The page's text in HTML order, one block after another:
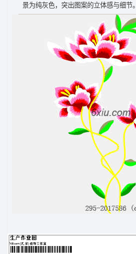
景为纯灰色，突出图案的立体感与细节。